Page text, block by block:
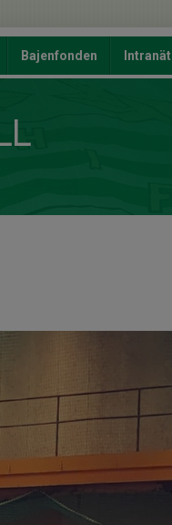
Bajenfonden Intranät